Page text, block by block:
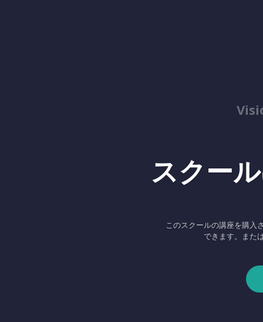
スクー
このスクールの講座を購入
できます。また